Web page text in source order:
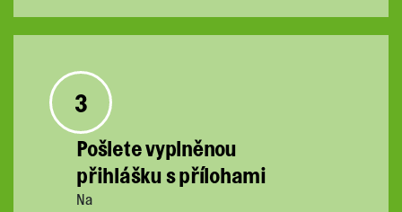
3
Pošlete vyplněnou
přihlášku s přílohami
Na